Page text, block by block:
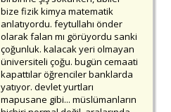
bize fizik kimya matematik
anlatıyordu. feytullahı önder
olarak falan mı görüyordu sanki
çoğunluk. kalacak yeri olmayan
üniversiteli çoğu. bugün cemaati
kapattılar öğrenciler banklarda
yatıyor. devlet yurtları
mapusane gibi... müslümanların